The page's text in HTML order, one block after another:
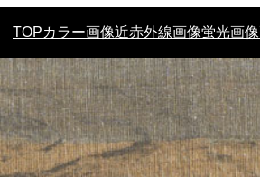
TOPカラー画像近赤外線画像蛍光画像